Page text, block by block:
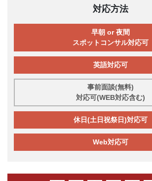
対応方法
早朝 or 夜間
スポットコンサル対応可
英語対応可
事前面談(無料)
対応可(WEB対応含む)
休日(土日祝祭日)対応可
Web対応可